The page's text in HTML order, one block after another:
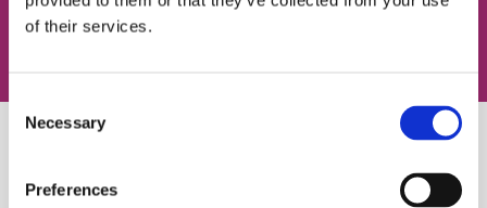
of their services.
Consent
Selection
Necessary
Preferences
Схожі статті